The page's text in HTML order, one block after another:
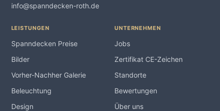
info@spanndecken-roth.de
LEISTUNGEN
Spanndecken Preise
Bilder
Vorher-Nachher Galerie
Beleuchtung
Design
UNTERNEHMEN
Jobs
Zertifikat CE-Zeichen
Standorte
Bewertungen
Über uns